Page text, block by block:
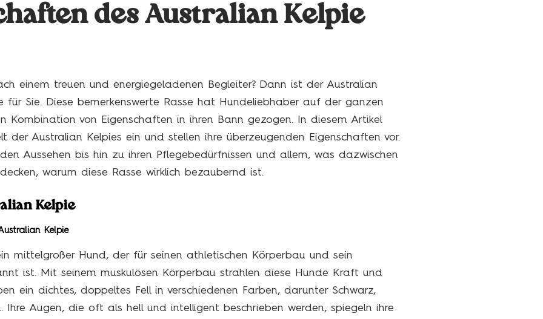
des Australian Kelpie
einem treuen und energiegeladenen Begleiter? Dann ist der Australian
für Sie. Diese bemerkenswerte Rasse hat Hundeliebhaber auf der ganzen
Kombination von Eigenschaften in ihren Bann gezogen. In diesem Artikel
der Australian Kelpies ein und stellen ihre überzeugenden Eigenschaften vor.
Aussehen bis hin zu ihren Pflegebedürfnissen und allem, was dazwischen
warum diese Rasse wirklich bezaubernd ist.
Kelpie
Kelpie
mittelgroßer Hund, der für seinen athletischen Körperbau und sein
ist. Mit seinem muskulösen Körperbau strahlen diese Hunde Kraft und
ein dichtes, doppeltes Fell in verschiedenen Farben, darunter Schwarz,
Ihre Augen, die oft als hell und intelligent beschrieben werden, spiegeln ihre